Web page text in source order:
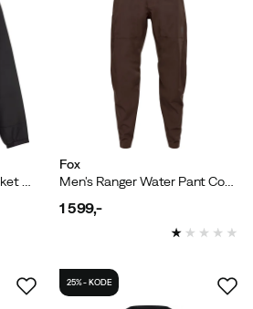
Fox
Men's Ranger Water Pant Cocoa
1 599,-
25% - KODE